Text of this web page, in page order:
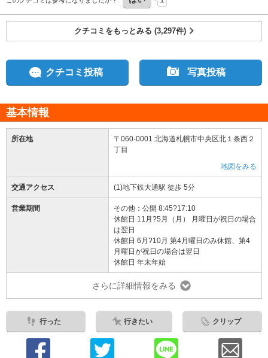
クチコミをもっとみる (3,297件)
クチコミ投稿 写真投稿
基本情報
所在地
〒060-0001 北海道札幌市中央区北１条西２
丁目
地図をみる
交通アクセス (1)地下鉄大通駅 徒歩 5分
営業期間
その他：公開 8:45?17:10
休館日 11月?5月（月） 月曜日が祝日の場合
は翌日
休館日 6月?10月 第4月曜日のみ休館、第4
月曜日が祝日の場合は翌日
休館日 年末年始
さらに詳細情報をみる
行った 行きたい クリップ